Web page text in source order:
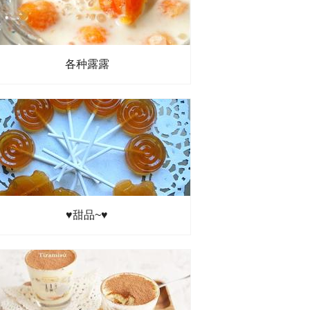
各种露露
♥甜品~♥